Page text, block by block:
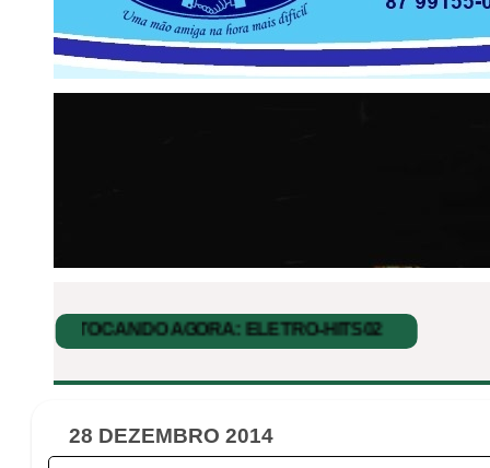
28 DEZEMBRO 2014